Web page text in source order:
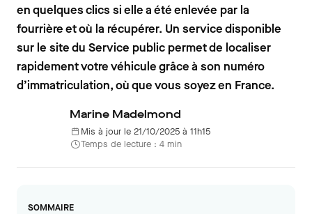
en quelques clics si elle a été enlevée par la
fourrière et où la récupérer. Un service disponible
sur le site du Service public permet de localiser
rapidement votre véhicule grâce à son numéro
d’immatriculation, où que vous soyez en France.
Marine Madelmond
Mis à jour le 21/10/2025 à 11h15
Temps de lecture : 4 min
SOMMAIRE